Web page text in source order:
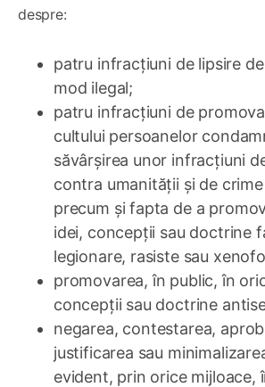
despre:
patru infracțiuni de lipsire
mod ilegal;
patru infracțiuni de
cultului persoanelor
săvârșirea unor infracțiuni
contra umanității și de
precum și fapta de a
idei, concepții sau doctrine
legionare, rasiste sau
promovarea, în public, în
concepții sau doctrine
negarea, contestarea,
justificarea sau
evident, prin orice mijloace,